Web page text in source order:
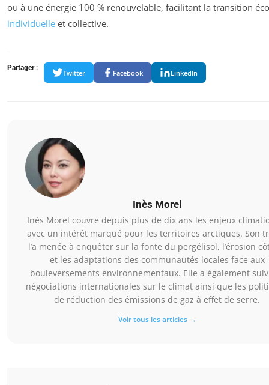
ou à une énergie 100 % renouvelable, facilitant la transition
individuelle et collective.
Partager :
Twitter Facebook LinkedIn
Inès Morel
Inès Morel couvre depuis plus de dix ans les enjeux
avec un intérêt marqué pour les territoires arctiques. Son
l’a menée à enquêter sur la fonte du pergélisol, l’érosion
et les adaptations des communautés locales face aux
bouleversements environnementaux. Elle a également
négociations internationales sur le climat ainsi que les
de réduction des émissions de gaz à effet de serre.
Voir tous les articles →